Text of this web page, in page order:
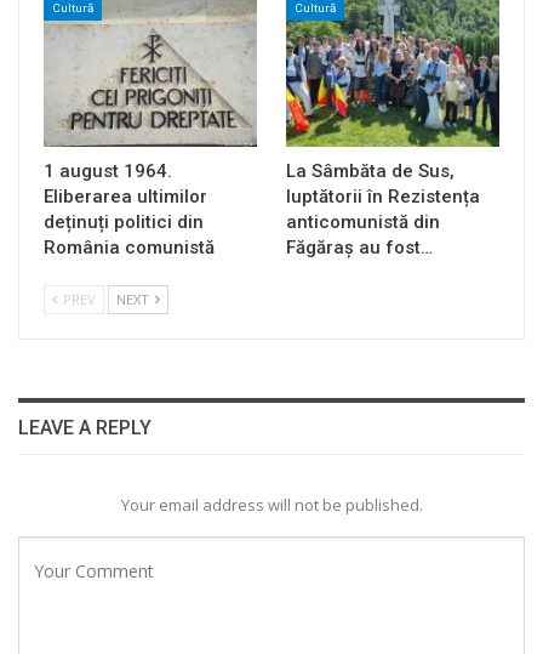
Cultură
1 august 1964.
Eliberarea ultimilor
deținuți politici din
România comunistă
Cultură
La Sâmbăta de Sus,
luptătorii în Rezistența
anticomunistă din
Făgăraș au fost…
PREV NEXT
LEAVE A REPLY
Your email address will not be published.